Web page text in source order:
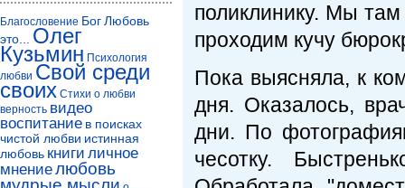
поликлинику. Мы
проходим кучу
Пока выясняла, к
дня. Оказалось,
дни. По
чесотку.
Благословение БогЛюбовь
это...
Олег
Кузьмин Психология
любви Свой среди
своих Стихи о любви
верность видео
воспитание в поисках
чистой любви истинная
любовь книги личное
мнениелюбовь